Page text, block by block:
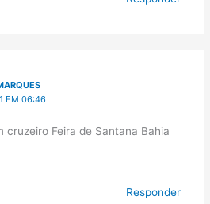
EM 06:46
cruzeiro Feira de Santana Bahia
Responder